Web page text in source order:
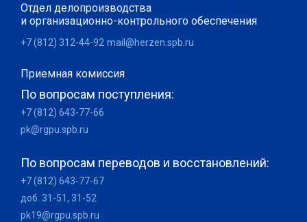
Отдел делопроизводства
и организационно-контрольного обеспечения
+7 (812) 312-44-92 mail@herzen.spb.ru
Приемная комиссия
По вопросам поступления:
+7 (812) 643-77-66
pk@rgpu.spb.ru
По вопросам переводов и восстановлений:
+7 (812) 643-77-67
доб. 31-51, 31-52
pk19@rgpu.spb.ru